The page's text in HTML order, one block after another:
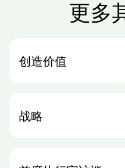
更多
创造价值
战略